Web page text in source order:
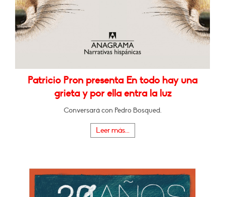
Patricio Pron presenta En todo hay una
grieta y por ella entra la luz
Conversará con Pedro Bosqued.
Leer más...